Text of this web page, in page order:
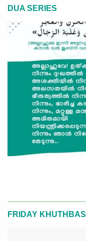
DUA SERIES
FRIDAY KHUTHBAS